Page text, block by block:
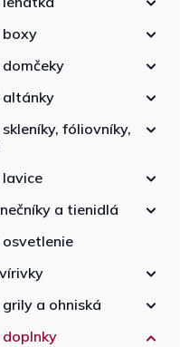
boxy
altánky
fóliovníky,
a tienidlá
a ohniská